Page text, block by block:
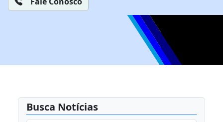
Busca Notícias